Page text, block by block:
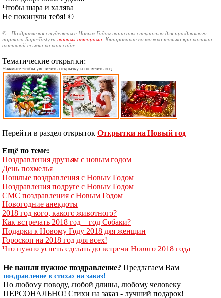
Чтобы шара и халява
Не покинули тебя! ©
© - Поздравления студентам с Новым Годом написаны специально для праздничного
портала SuperTosty.ru нашими авторами . Копирование возможно только при наличии
активной ссылки на наш сайт.
Тематические открытки:
Нажмите чтобы увеличить открытку и получить код
Перейти в раздел открыток Открытки на Новый год
Ещё по теме:
Поздравления друзьям с новым годом
День похмелья
Пошлые поздравления с Новым Годом
Поздравления подруге с Новым Годом
СМС поздравления с Новым Годом
Новогодние анекдоты
2018 год кого, какого животного?
Как встречать 2018 год – год Собаки?
Подарки к Новому Году 2018 для женщин
Гороскоп на 2018 год для всех!
Что нужно успеть сделать до встречи Нового 2018 года
Не нашли нужное поздравление? Предлагаем Вам
поздравление в стихах на заказ!
По любому поводу, любой длины, любому человеку
ПЕРСОНАЛЬНО! Стихи на заказ - лучший подарок!